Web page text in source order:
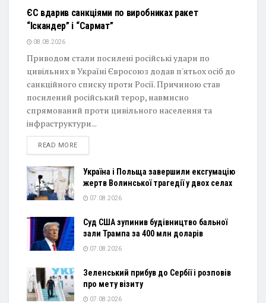
ЄС вдарив санкціями по виробниках ракет
“Іскандер” і “Сармат”
08.08.2026
Приводом стали посилені російські удари по
цивільних в Україні Євросоюз додав п'ятьох осіб до
санкційного списку проти Росії. Причиною став
посилений російський терор, навмисно
спрямований проти цивільного населення та
інфраструктури...
READ MOREDETAILS
Україна і Польща завершили ексгумацію
жертв Волинської трагедії у двох селах
07.08.2026
Суд США зупинив будівництво бальної
зали Трампа за 400 млн доларів
07.08.2026
Зеленський прибув до Сербії і розповів
про мету візиту
07.08.2026